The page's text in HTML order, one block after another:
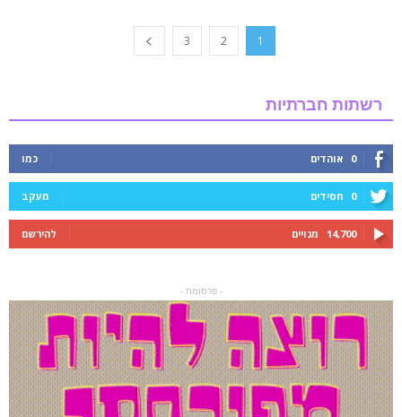
1
2
3
רשתות חברתיות
0 אוהדים כמו
0 חסידים מעקב
14,700 מנויים להירשם
- פרסומת -